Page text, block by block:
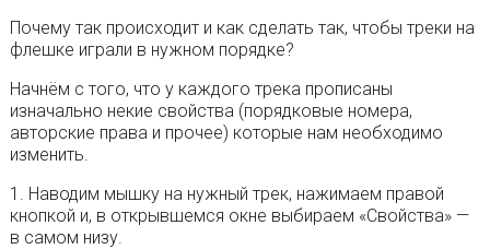
Почему так происходит и как сделать так, чтобы треки на
флешке играли в нужном порядке?
Начнём с того, что у каждого трека прописаны
изначально некие свойства (порядковые номера,
авторские права и прочее) которые нам необходимо
изменить.
1. Наводим мышку на нужный трек, нажимаем правой
кнопкой и, в открывшемся окне выбираем «Свойства» —
в самом низу.